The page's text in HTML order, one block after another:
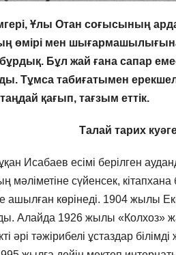
Ұлы Отан соғысының
мен шығармашылығына
Бұл жай ғана сапар емес,
Тұмса табиғатымен
қағып, тағзым еттік.
Талай тарих
Исабаев есімі берілген
мәліметіне сүйенсек,
ашылған көрінеді. 1904 жылы
Алайда 1926 жылы «Колхоз»
әрі тәжірибелі ұстаздар білімді